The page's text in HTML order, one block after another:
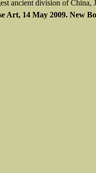
ancient division of China,
Art, 14 May 2009. New